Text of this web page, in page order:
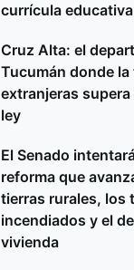
currícula educativa
Cruz Alta: el
Tucumán donde
extranjeras
ley
El Senado
reforma que
tierras rurales, los
incendiados y el
vivienda